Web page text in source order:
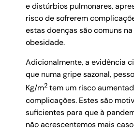
e distúrbios pulmonares,
risco de sofrerem
estas doenças são comuns
obesidade.
Adicionalmente, a evidência
que numa gripe sazonal,
Kg/m2tem um risco
complicações. Estes são
suficientes para que à
não acrescentemos mais